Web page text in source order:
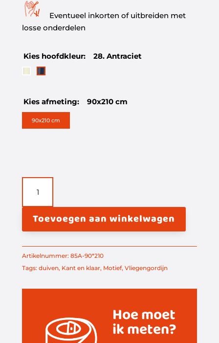
Eventueel inkorten of uitbreiden met
losse onderdelen
Kies hoofdkleur: 28. Antraciet
Kies afmeting: 90x210 cm
90x210 cm
duiven
K&K
aantal
Toevoegen aan winkelwagen
Artikelnummer: 85A-90*210
Tags: duiven, Kant en klaar, Motief, Vliegengordijn
Hoe moet
ik meten?